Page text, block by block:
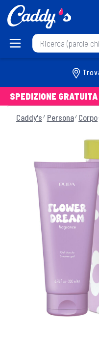
SPEDIZIONE GRATUITA
Caddy's Persona Corpo